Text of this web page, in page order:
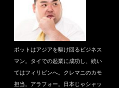
ポットはアジアを駆け回るビジネス
マン。タイでの起業に成功し、続い
てはフィリピンへ。クレマニのカモ
担当。アラフォー。日本じゃシャッ